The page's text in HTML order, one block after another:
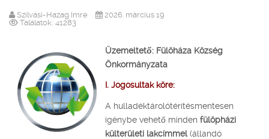
Szilvási-Hazag Imre
2026. március 19
Találatok: 41283
Üzemeltető: Fülöháza Község
Önkormányzata
I. Jogosultak köre:
A hulladéktárolótérítésmentesen
igénybe vehető minden fülöpházi
külterületi lakcímmel(állandó